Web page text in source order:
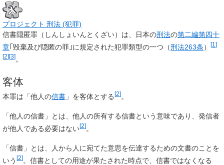
プロジェクト 刑法 (犯罪)
信書隠匿罪 （しんしょいんとくざい）は、日本の刑法の第二編第四十
章｢毀棄及び隠匿の罪｣に規定された犯罪類型の一つ（刑法263条） [1 ]
[2][3] 。
客体
本罪は「他人の信書 」を客体とする[2]
「他人の信書」とは、他人の所有する信書という意味であり、発信者
が他人である必要はない[2]。
「信書」とは、人から人に宛てた意思を伝達するための文書のことを
いう [2]。信書としての用途が果たされた時点で、信書ではなくなる